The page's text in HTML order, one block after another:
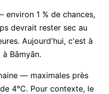
1 % de chances,
devrait rester sec au
Aujourd'hui, c'est à
Bāmyān.
— maximales près
4°C. Pour contexte, le